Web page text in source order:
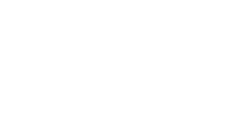
data-max-